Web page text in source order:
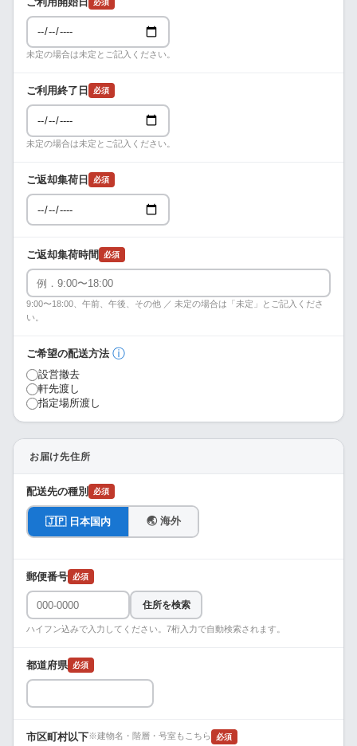
未定の場合は未定とご記入ください。
ご利用終了日 必須
未定の場合は未定とご記入ください。
ご返却集荷日 必須
ご返却集荷時間 必須
9:00〜18:00、午前、午後、その他 ／ 未定の場合は「未定」とご記入くださ
い。
ご希望の配送方法 ⓘ
設営撤去
軒先渡し
指定場所渡し
お届け先住所
配送先の種別 必須
🇯🇵 日本国内 🌏 海外
郵便番号 必須
住所を検索
ハイフン込みで入力してください。7桁入力で自動検索されます。
都道府県 必須
市区町村以下※建物名・階層・号室もこちら 必須